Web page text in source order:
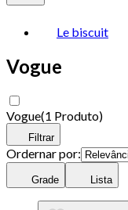
Le biscuit
Vogue
Vogue(1 Produto)
Filtrar
Ordernar por:
Grade Lista